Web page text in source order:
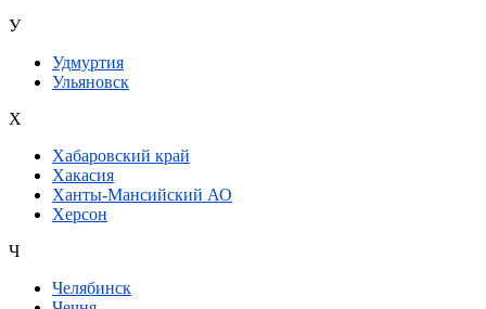
У
Удмуртия
Ульяновск
Х
Хабаровский край
Хакасия
Ханты-Мансийский АО
Херсон
Ч
Челябинск